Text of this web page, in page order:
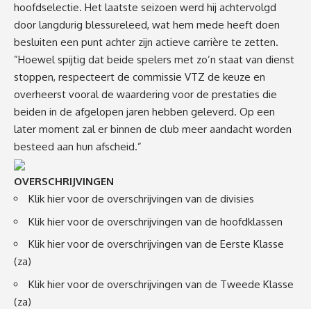
hoofdselectie. Het laatste seizoen werd hij achtervolgd
door langdurig blessureleed, wat hem mede heeft doen
besluiten een punt achter zijn actieve carrière te zetten.
”Hoewel spijtig dat beide spelers met zo’n staat van dienst
stoppen, respecteert de commissie VTZ de keuze en
overheerst vooral de waardering voor de prestaties die
beiden in de afgelopen jaren hebben geleverd. Op een
later moment zal er binnen de club meer aandacht worden
besteed aan hun afscheid.”
OVERSCHRIJVINGEN
Klik hier voor de overschrijvingen van de divisies
Klik hier voor de overschrijvingen van de hoofdklassen
Klik hier voor de overschrijvingen van de Eerste Klasse
(za)
Klik hier voor de overschrijvingen van de Tweede Klasse
(za)